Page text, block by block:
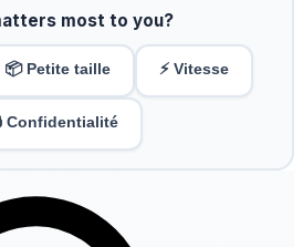
most to you?
📦 Petite taille ⚡ Vitesse
Confidentialité